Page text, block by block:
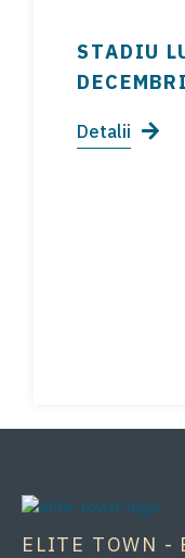
STADIU
Detalii
ELITE TOWN -